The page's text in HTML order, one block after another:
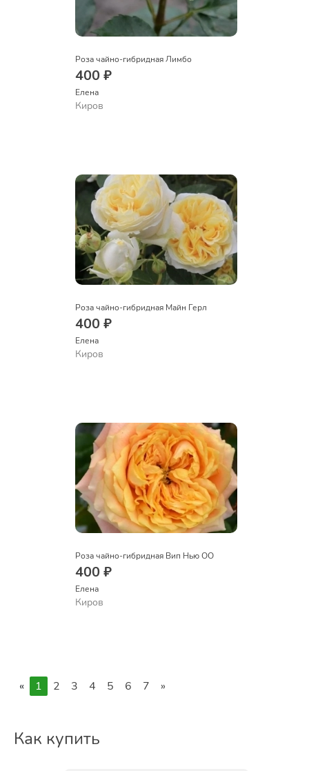
Роза чайно-гибридная Лимбо
400 ₽
Елена
Киров
Роза чайно-гибридная Майн Герл
400 ₽
Елена
Киров
Роза чайно-гибридная Вип Нью ОО
400 ₽
Елена
Киров
« 1 2 3 4 5 6 7 »
Как купить